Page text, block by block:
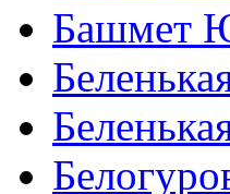
Башмет